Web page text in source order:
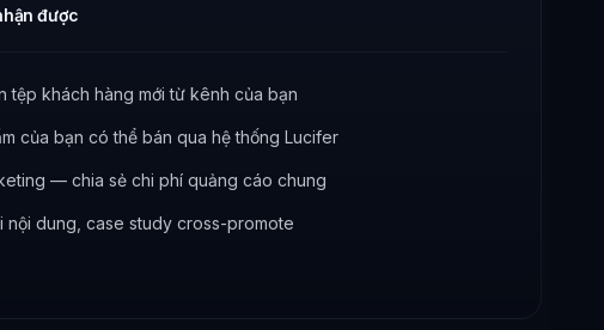
được
tệp khách hàng mới từ kênh của bạn
của bạn có thể bán qua hệ thống Lucifer
— chia sẻ chi phí quảng cáo chung
nội dung, case study cross-promote